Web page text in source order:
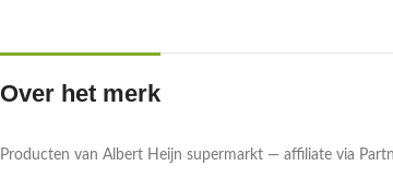
Over het merk
Producten van Albert Heijn supermarkt — affiliate via